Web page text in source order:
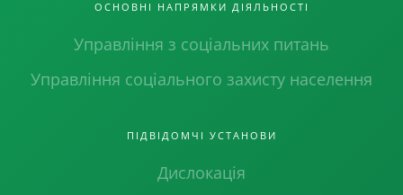
ОСНОВНІ НАПРЯМКИ ДІЯЛЬНОСТІ
Управління з соціальних питань
Управління соціального захисту населення
ПІДВІДОМЧІ УСТАНОВИ
Дислокація